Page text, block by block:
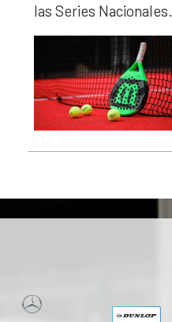
las Series Nacionales.